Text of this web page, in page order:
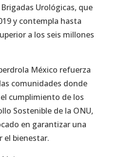
Urológicas, que
y contempla hasta
a los seis millones
México refuerza
comunidades donde
cumplimiento de los
Sostenible de la ONU,
en garantizar una
el bienestar.